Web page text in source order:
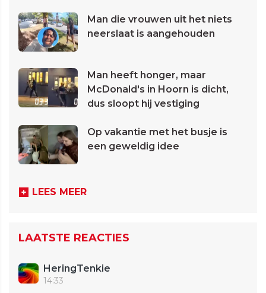
Man die vrouwen uit het niets
neerslaat is aangehouden
Man heeft honger, maar
McDonald's in Hoorn is dicht,
dus sloopt hij vestiging
Op vakantie met het busje is
een geweldig idee
LEES MEER
LAATSTE REACTIES
HeringTenkie
14:33